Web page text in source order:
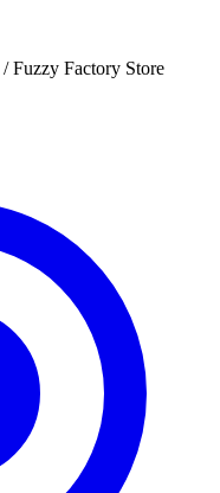
/ Fuzzy Factory Store